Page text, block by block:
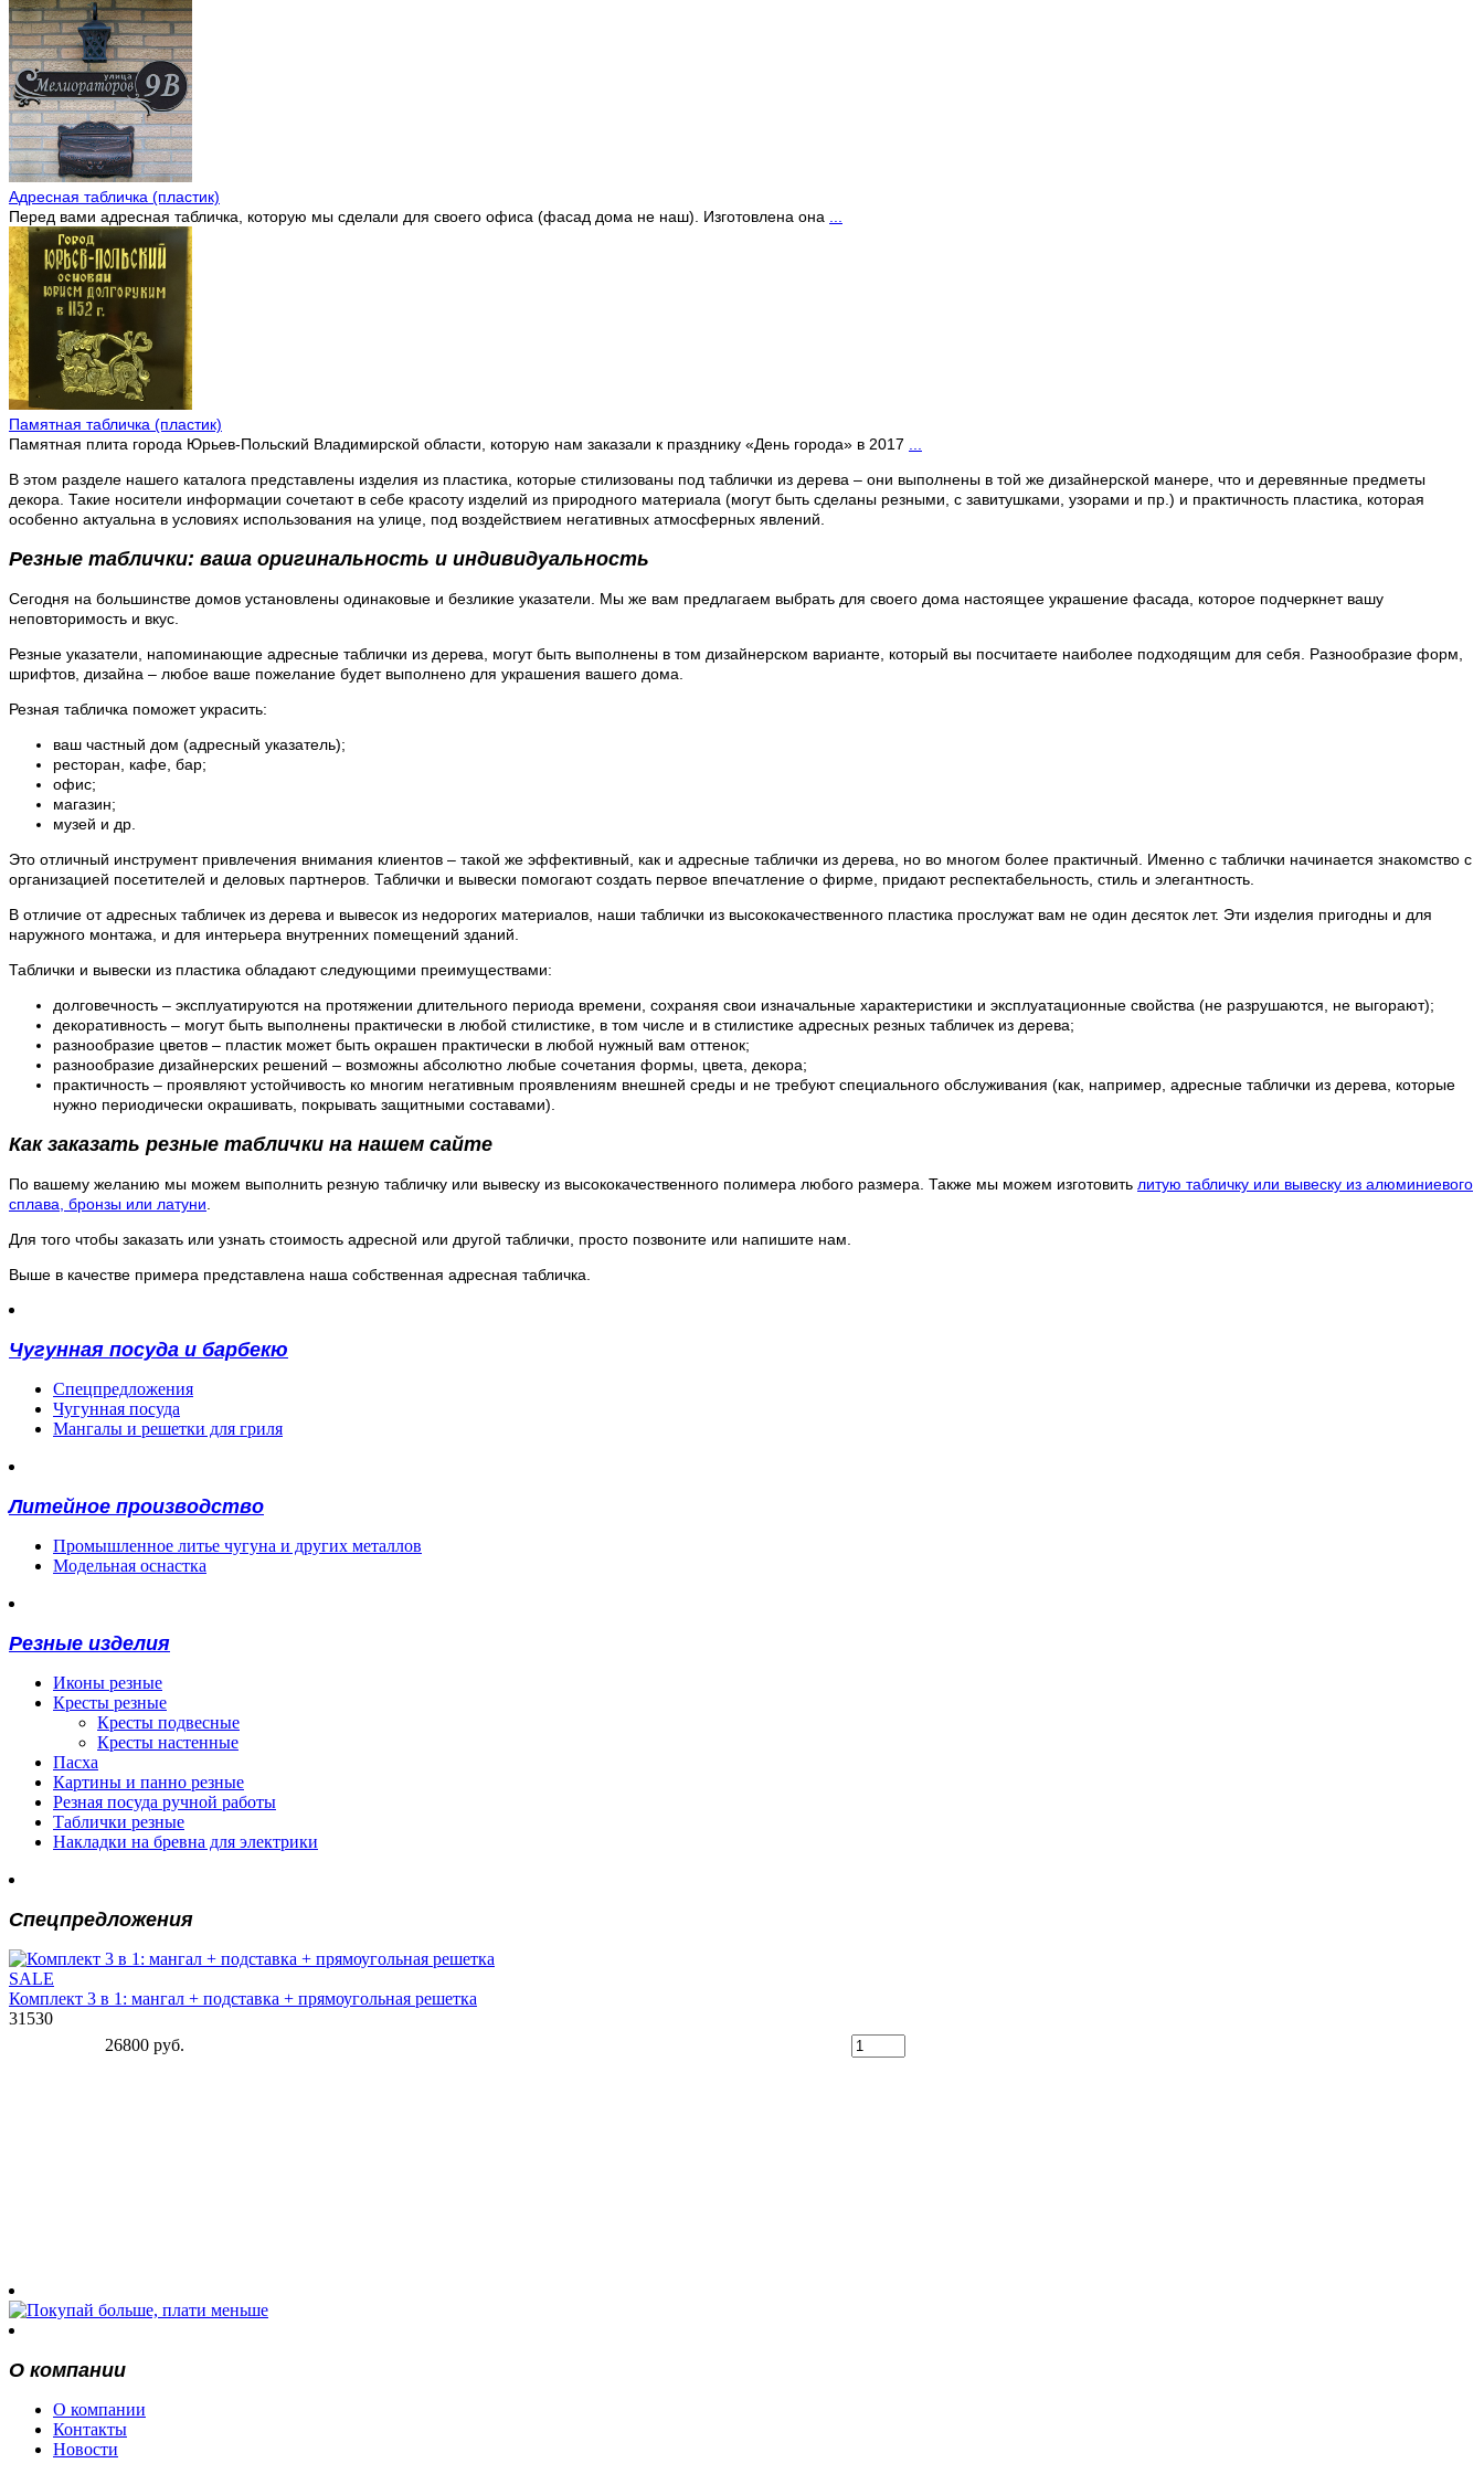
Адресная табличка (пластик)
Перед вами адресная табличка, которую мы сделали для своего офиса (фасад дома не наш). Изготовлена она
Памятная табличка (пластик)
Памятная плита города Юрьев-Польский Владимирской области, которую нам заказали к празднику «День города» в 2017
В этом разделе нашего каталога представлены изделия из пластика, которые стилизованы под таблички из дерева – они выполнены в той же дизайнерской манере, что и деревянные предметы
декора. Такие носители информации сочетают в себе красоту изделий из природного материала (могут быть сделаны резными, с завитушками, узорами и пр.) и практичность пластика, которая
особенно актуальна в условиях использования на улице, под воздействием негативных атмосферных явлений.
Резные таблички: ваша оригинальность и индивидуальность
Сегодня на большинстве домов установлены одинаковые и безликие указатели. Мы же вам предлагаем выбрать для своего дома настоящее украшение фасада, которое подчеркнет вашу
неповторимость и вкус.
Резные указатели, напоминающие адресные таблички из дерева, могут быть выполнены в том дизайнерском варианте, который вы посчитаете наиболее подходящим для себя. Разнообразие форм,
шрифтов, дизайна – любое ваше пожелание будет выполнено для украшения вашего дома.
Резная табличка поможет украсить:
ваш частный дом (адресный указатель);
ресторан, кафе, бар;
офис;
магазин;
музей и др.
Это отличный инструмент привлечения внимания клиентов – такой же эффективный, как и адресные таблички из дерева, но во многом более практичный. Именно с таблички начинается знакомство с
организацией посетителей и деловых партнеров. Таблички и вывески помогают создать первое впечатление о фирме, придают респектабельность, стиль и элегантность.
В отличие от адресных табличек из дерева и вывесок из недорогих материалов, наши таблички из высококачественного пластика прослужат вам не один десяток лет. Эти изделия пригодны и для
наружного монтажа, и для интерьера внутренних помещений зданий.
Таблички и вывески из пластика обладают следующими преимуществами:
долговечность – эксплуатируются на протяжении длительного периода времени, сохраняя свои изначальные характеристики и эксплуатационные свойства (не разрушаются, не выгорают);
декоративность – могут быть выполнены практически в любой стилистике, в том числе и в стилистике адресных резных табличек из дерева;
разнообразие цветов – пластик может быть окрашен практически в любой нужный вам оттенок;
разнообразие дизайнерских решений – возможны абсолютно любые сочетания формы, цвета, декора;
практичность – проявляют устойчивость ко многим негативным проявлениям внешней среды и не требуют специального обслуживания (как, например, адресные таблички из дерева, которые
нужно периодически окрашивать, покрывать защитными составами).
Как заказать резные таблички на нашем сайте
По вашему желанию мы можем выполнить резную табличку или вывеску из высококачественного полимера любого размера. Также мы можем изготовить литую табличку или вывеску из алюминиевого
сплава, бронзы или латуни
Для того чтобы заказать или узнать стоимость адресной или другой таблички, просто позвоните или напишите нам.
Выше в качестве примера представлена наша собственная адресная табличка.
Чугунная посуда и барбекю
Спецпредложения
Чугунная посуда
Мангалы и решетки для гриля
Литейное производство
Промышленное литье чугуна и других металлов
Модельная оснастка
Резные изделия
Иконы резные
Кресты резные
Кресты подвесные
Кресты настенные
Пасха
Картины и панно резные
Резная посуда ручной работы
Таблички резные
Накладки на бревна для электрики
Спецпредложения
SALE
Комплект 3 в 1: мангал + подставка + прямоугольная решетка
31530
26800 руб.
О компании
О компании
Контакты
Новости